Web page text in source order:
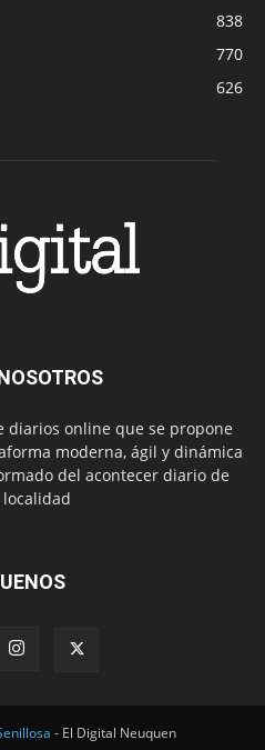
838
770
626
diarios online que se propone
moderna, ágil y dinámica
del acontecer diario de
localidad
- El Digital Neuquen